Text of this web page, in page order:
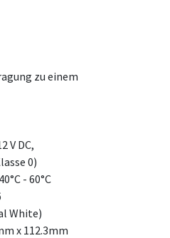
zu einem
DC,
0)
- 60°C
White)
x 112.3mm